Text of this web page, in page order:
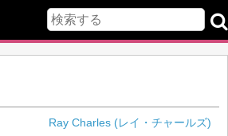
Ray Charles (レイ・チャールズ)